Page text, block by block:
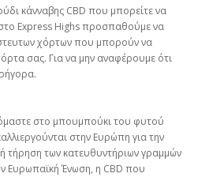
κάνναβης CBD που μπορείτε να
Express Highs προσπαθούμε να
χόρτων που μπορούν να
σας. Για να μην αναφέρουμε ότι
στο μπουμπούκι του φυτού
στην Ευρώπη για την
των κατευθυντήριων γραμμών
Ευρωπαϊκή Ένωση, η CBD που